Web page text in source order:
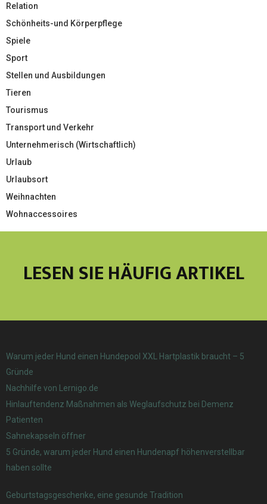
Relation
Schönheits-und Körperpflege
Spiele
Sport
Stellen und Ausbildungen
Tieren
Tourismus
Transport und Verkehr
Unternehmerisch (Wirtschaftlich)
Urlaub
Urlaubsort
Weihnachten
Wohnaccessoires
LESEN SIE HÄUFIG ARTIKEL
Warum jeder Hund einen Hundepool XXL Hartplastik braucht – 5
Gründe
Nachhilfe von Lernigo.de
Hinlauftendenz Maßnahmen als Weglaufschutz bei Demenz
Patienten
Sahnekapseln öffner
5 Gründe, warum jeder Hund einen Hundenapf höhenverstellbar
haben sollte
Geburtstagsgeschenke, eine gesunde Tradition